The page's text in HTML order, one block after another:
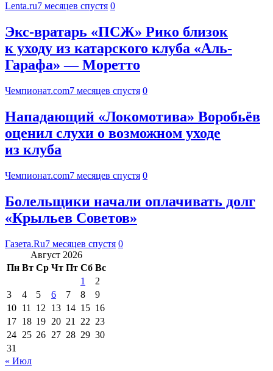
Lenta.ru7 месяцев спустя 0
Экс-вратарь «ПСЖ» Рико близок
к уходу из катарского клуба «Аль-
Гарафа» — Моретто
Чемпионат.com7 месяцев спустя 0
Нападающий «Локомотива» Воробьёв
оценил слухи о возможном уходе
из клуба
Чемпионат.com7 месяцев спустя 0
Болельщики начали оплачивать долг
«Крыльев Советов»
Газета.Ru7 месяцев спустя 0
Август 2026
Пн Вт Ср Чт Пт Сб Вс
1
2
3
4 5 6 7 8
9
10 11 12 13 14 15 16
17 18 19 20 21 22 23
24 25 26 27 28 29 30
31
« Июл